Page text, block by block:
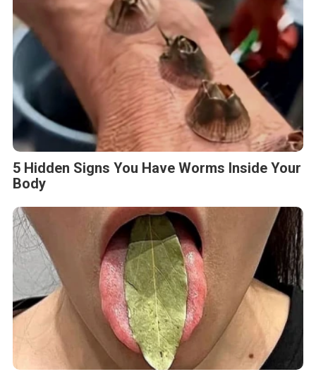
5 Hidden Signs You Have Worms Inside Your
Body